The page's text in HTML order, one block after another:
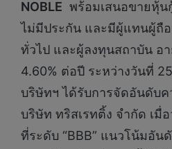
NOBLE พร้อมเสนอขายหุ้น
ไม่มีประกัน และมีผู้แทนผู้ถื
ทั่วไป และผู้ลงทุนสถาบัน อ
4.60% ต่อปี ระหว่างวันที่
บริษัทฯ ได้รับการจัดอันดับค
บริษัท ทริสเรทติ้ง จำกัด เมื่
ที่ระดับ “BBB” แนวโน้มอัน